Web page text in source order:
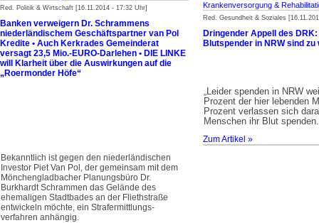
Red. Politik & Wirtschaft [16.11.2014 - 17:32 Uhr]
Banken verweigern Dr. Schrammens
niederländischem Geschäftspartner van Pol
Kredite • Auch Kerkrades Gemeinderat
versagt 23,5 Mio.-EURO-Darlehen • DIE LINKE
will Klarheit über die Auswirkungen auf die
„Roermonder Höfe“
Bekanntlich ist gegen den niederländischen
Investor Piet Van Pol, der gemeinsam mit dem
Mönchengladbacher Planungsbüro Dr.
Burkhardt Schrammen das Gelände des
ehemaligen Stadtbades an der Fliethstraße
entwickeln möchte, ein Strafermittlungs­
verfahren anhängig.
Krankenversorgung &
Red. Gesundheit & Soziales
Dringender Appell des
Blutspender in NRW sind zu
„Leider spenden in NRW
Prozent der hier lebenden
Prozent verlassen sich
Menschen ihr Blut spenden.
Zum Artikel »